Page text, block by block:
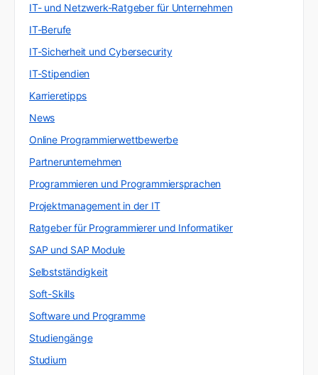
IT- und Netzwerk-Ratgeber für Unternehmen
IT-Berufe
IT-Sicherheit und Cybersecurity
IT-Stipendien
Karrieretipps
News
Online Programmierwettbewerbe
Partnerunternehmen
Programmieren und Programmiersprachen
Projektmanagement in der IT
Ratgeber für Programmierer und Informatiker
SAP und SAP Module
Selbstständigkeit
Soft-Skills
Software und Programme
Studiengänge
Studium